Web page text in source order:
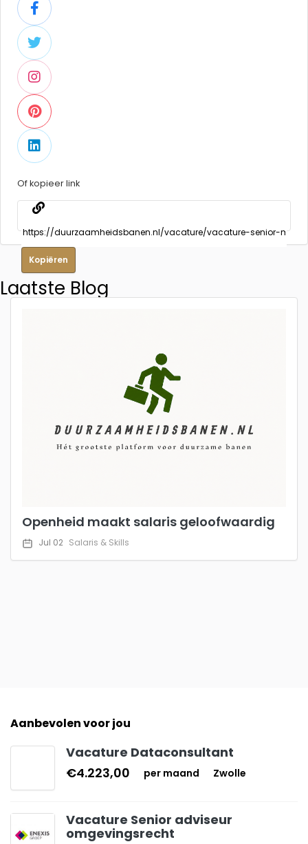
Of kopieer link
Kopiëren
Laatste Blog
Openheid maakt salaris geloofwaardig
Jul 02 Salaris & Skills
Aanbevolen voor jou
Vacature Dataconsultant
€4.223,00
per maand Zwolle
Vacature Senior adviseur
omgevingsrecht